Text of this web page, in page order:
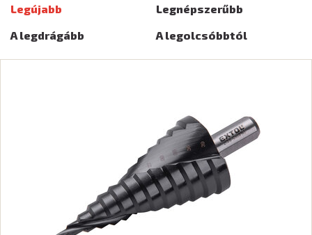
Legújabb
Legnépszerűbb
A legdrágább
A legolcsóbbtól